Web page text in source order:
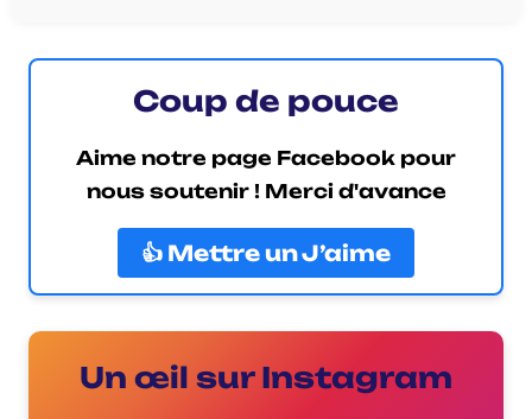
Coup de pouce
Aime notre page Facebook pour
nous soutenir ! Merci d'avance
👍 Mettre un J’aime
Un œil sur Instagram